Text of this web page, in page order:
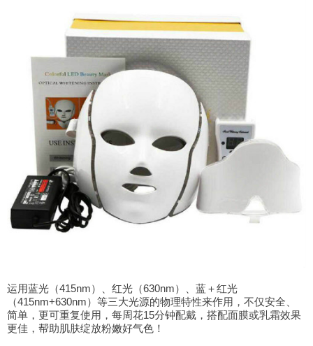
运用蓝光（415nm）、红光（630nm）、蓝＋红光
（415nm+630nm）等三大光源的物理特性来作用，不仅安全、
简单，更可重复使用，每周花15分钟配戴，搭配面膜或乳霜效果
更佳，帮助肌肤绽放粉嫩好气色！